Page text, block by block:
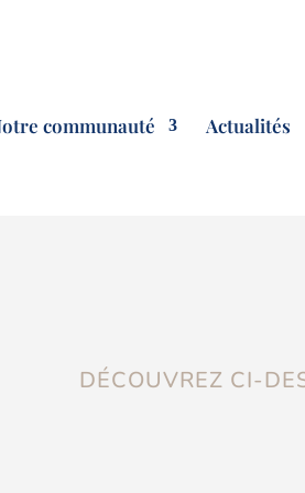
communauté Actualités
DÉCOUVREZ CI-